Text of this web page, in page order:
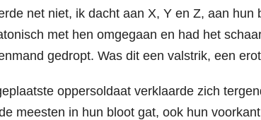
net niet, ik dacht aan X, Y en Z, aan hun
met hen omgegaan en had het
gedropt. Was dit een valstrik, een
oppersoldaat verklaarde zich
meesten in hun bloot gat, ook hun